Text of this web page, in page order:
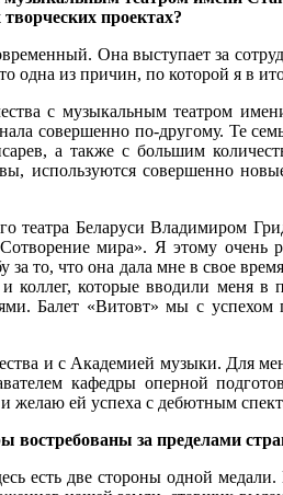
проектах?
Она выступает за
одна из причин, по которой я в
с музыкальным театром
совершенно по-другому. Те
а также с большим
используются совершенно
театра Беларуси Владимиром
мира». Я этому
то, что она дала мне в свое
и коллег, которые вводили
Балет «Витовт» мы с
и с Академией музыки. Для
кафедры оперной
ей успеха с дебютным
востребованы за пределами
есть две стороны одной